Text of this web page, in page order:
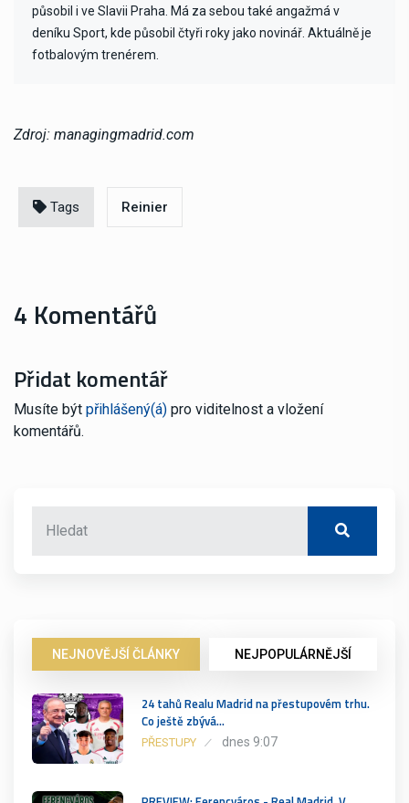
působil i ve Slavii Praha. Má za sebou také angažmá v
deníku Sport, kde působil čtyři roky jako novinář. Aktuálně je
fotbalovým trenérem.
Zdroj: managingmadrid.com
Tags Reinier
4 Komentářů
Přidat komentář
Musíte být přihlášený(á) pro viditelnost a vložení
komentářů.
NEJNOVĚJŠÍ ČLÁNKY NEJPOPULÁRNĚJŠÍ
24 tahů Realu Madrid na přestupovém trhu.
Co ještě zbývá…
PŘESTUPY dnes 9:07